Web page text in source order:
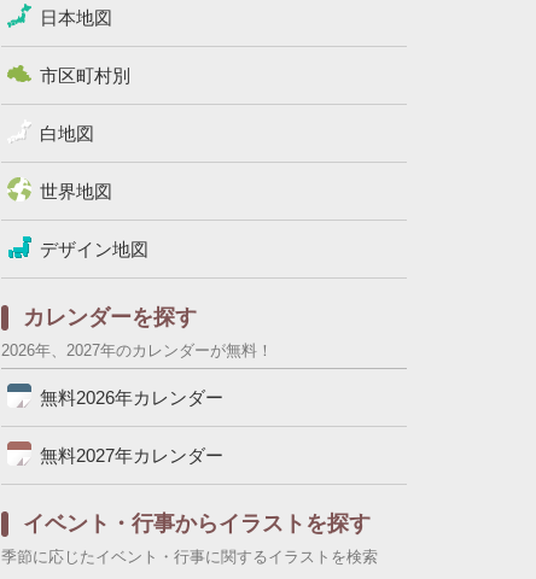
日本地図
市区町村別
白地図
世界地図
デザイン地図
カレンダーを探す
2026年、2027年のカレンダーが無料！
無料2026年カレンダー
無料2027年カレンダー
イベント・行事からイラストを探す
季節に応じたイベント・行事に関するイラストを検索